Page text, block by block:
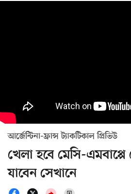
আর্জেন্টিনা-ফ্রান্স ট্যাকটিকাল প্রিভিউ
খেলা হবে মেসি-
যাবেন সেখানে